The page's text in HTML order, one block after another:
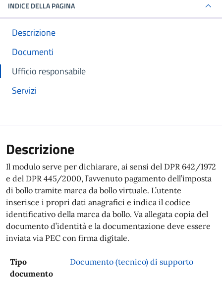
INDICE DELLA PAGINA
Descrizione
Documenti
Ufficio responsabile
Servizi
Descrizione
Il modulo serve per dichiarare, ai sensi del DPR 642/1972
e del DPR 445/2000, l’avvenuto pagamento dell’imposta
di bollo tramite marca da bollo virtuale. L’utente
inserisce i propri dati anagrafici e indica il codice
identificativo della marca da bollo. Va allegata copia del
documento d’identità e la documentazione deve essere
inviata via PEC con firma digitale.
Tipo
documento
Documento (tecnico) di supporto